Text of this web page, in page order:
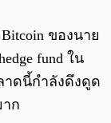
ของนาย
fund ใน
ดนี้กำลังดึงดูด
ก